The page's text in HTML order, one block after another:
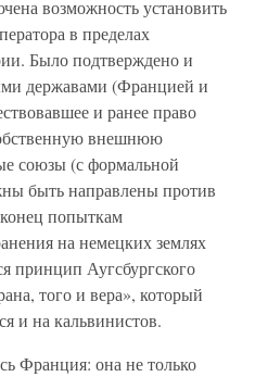
возможность установить
в пределах
Было подтверждено и
державами (Францией и
и ранее право
внешнюю
союзы (с формальной
быть направлены против
попыткам
на немецких землях
принцип Аугсбургского
того и вера», который
и на кальвинистов.
Франция: она не только